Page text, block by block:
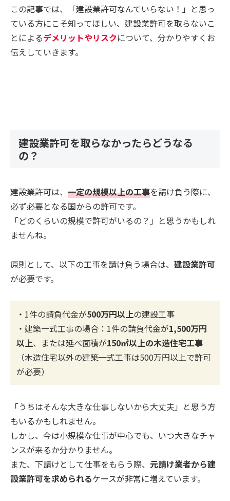
この記事では、「建設業許可なんていらない！」と思っ
ている方にこそ知ってほしい、建設業許可を取らないこ
とによるデメリットやリスクについて、分かりやすくお
伝えしていきます。
建設業許可を取らなかったらどうなる
の？
建設業許可は、 一定の規模以上の工事を請け負う際に、
必ず必要となる国からの許可です。
「どのくらいの規模で許可がいるの？」と思うかもしれ
ませんね。
原則として、以下の工事を請け負う場合は、 建設業許可
が必要です。
・1件の請負代金が500万円以上の建設工事
・建築一式工事の場合：1件の請負代金が1,500万円
以上、または延べ面積が150㎡以上の木造住宅工事
（木造住宅以外の建築一式工事は500万円以上で許可
が必要）
「うちはそんな大きな仕事しないから大丈夫」と思う方
もいるかもしれません。
しかし、今は小規模な仕事が中心でも、いつ大きなチャ
ンスが来るか分かりません。
また、下請けとして仕事をもらう際、 元請け業者から建
設業許可を求められるケースが非常に増えています。